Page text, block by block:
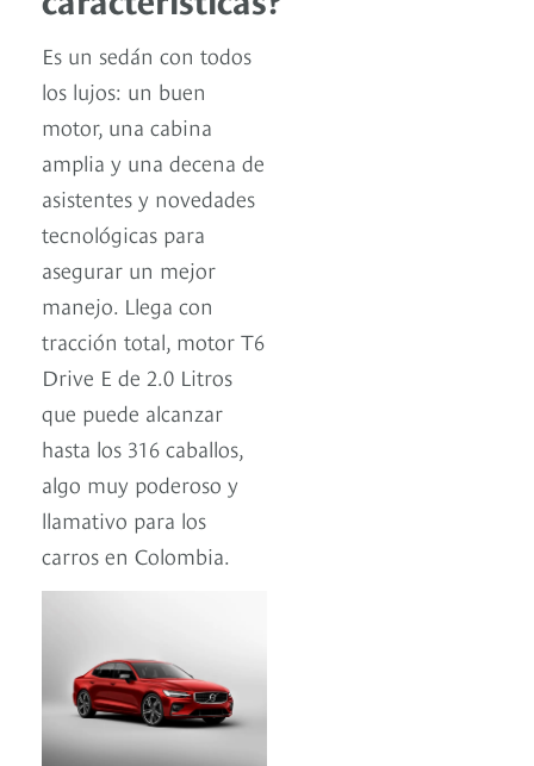
Es un sedán con todos
los lujos: un buen
motor, una cabina
amplia y una decena de
asistentes y novedades
tecnológicas para
asegurar un mejor
manejo. Llega con
tracción total, motor T6
Drive E de 2.0 Litros
que puede alcanzar
hasta los 316 caballos,
algo muy poderoso y
llamativo para los
carros en Colombia.